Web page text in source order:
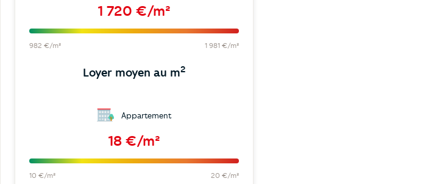
1 720 €/m²
982 €/m² 1 981 €/m²
Loyer moyen au m2
Appartement
18 €/m²
10 €/m² 20 €/m²